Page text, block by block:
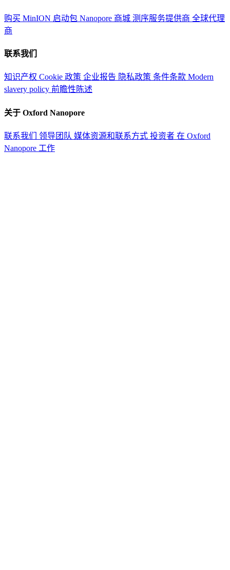
购买 MinION 启动包 Nanopore 商城 测序服务提供商 全球代理
商
联系我们
知识产权 Cookie 政策 企业报告 隐私政策 条件条款 Modern
slavery policy 前瞻性陈述
关于 Oxford Nanopore
联系我们 领导团队 媒体资源和联系方式 投资者 在 Oxford
Nanopore 工作